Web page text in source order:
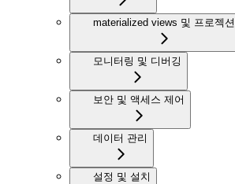
materialized views 및 프로젝션
모니터링 및 디버깅
보안 및 액세스 제어
데이터 관리
설정 및 설치